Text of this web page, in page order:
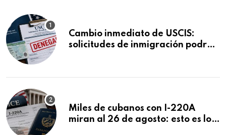
Cambio inmediato de USCIS:
solicitudes de inmigración podrán
Miles de cubanos con I-220A
miran al 26 de agosto: esto es lo